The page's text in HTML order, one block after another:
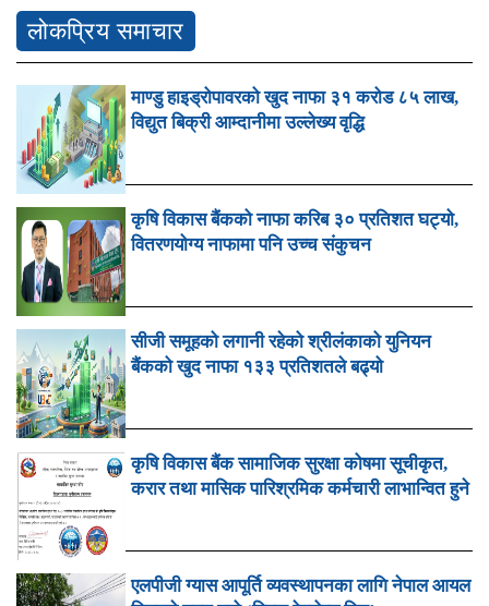
लोकप्रिय समाचार
माण्डु हाइड्रोपावरको खुद नाफा ३१ करोड ८५ लाख,
विद्युत बिक्री आम्दानीमा उल्लेख्य वृद्धि
कृषि विकास बैंकको नाफा करिब ३० प्रतिशत घट्यो,
वितरणयोग्य नाफामा पनि उच्च संकुचन
सीजी समूहको लगानी रहेको श्रीलंकाको युनियन
बैंकको खुद नाफा १३३ प्रतिशतले बढ्यो
कृषि विकास बैंक सामाजिक सुरक्षा कोषमा सूचीकृत,
करार तथा मासिक पारिश्रमिक कर्मचारी लाभान्वित हुने
एलपीजी ग्यास आपूर्ति व्यवस्थापनका लागि नेपाल आयल